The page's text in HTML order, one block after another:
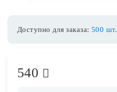
Светодиодная лента
Доступно для заказа: 500 шт.
540